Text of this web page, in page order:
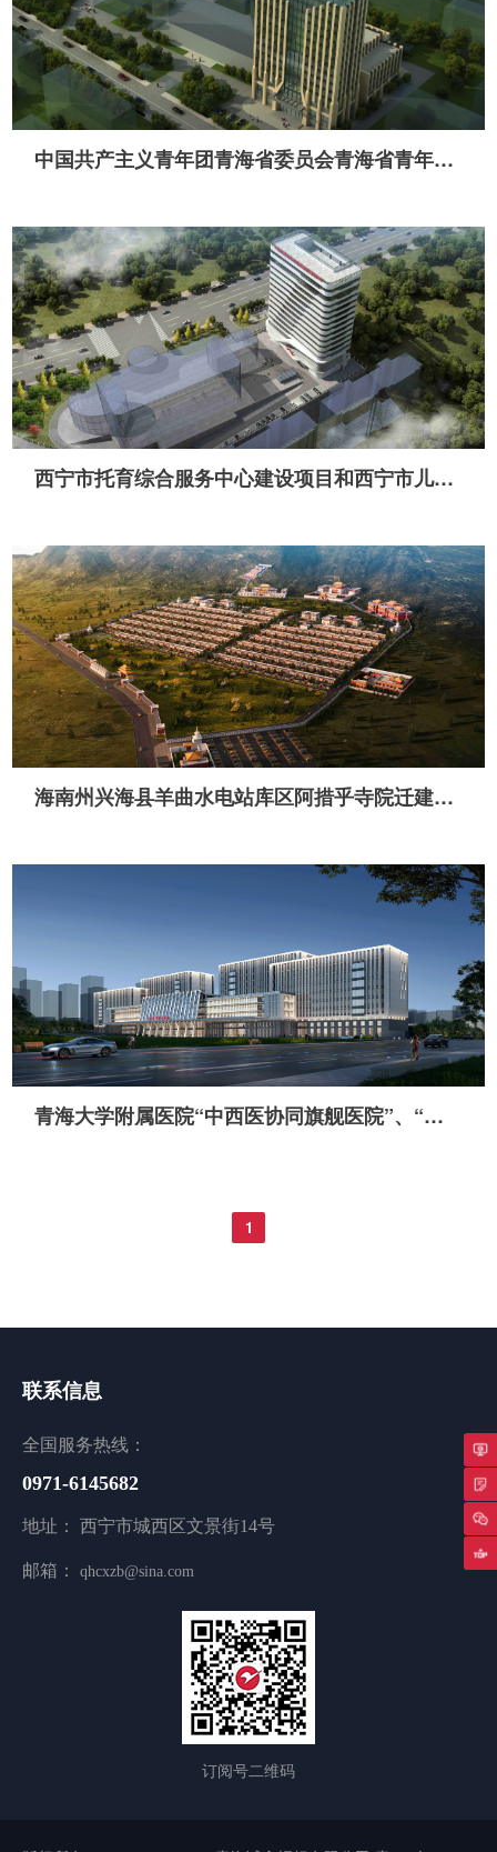
中国共产主义青年团青海省委员会青海省青年职业技能培训和创业孵化基地（装修工程）
西宁市托育综合服务中心建设项目和西宁市儿童诊疗中心迁建项目
海南州兴海县羊曲水电站库区阿措乎寺院迁建项目
青海大学附属医院“中西医协同旗舰医院”、“省级服务涉藏州县应急医院”建设项目
1
联系信息
全国服务热线：
0971-6145682
地址： 西宁市城西区文景街14号
邮箱： qhcxzb@sina.com
订阅号二维码
专
返